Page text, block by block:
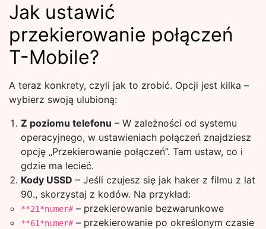
Jak ustawić
przekierowanie połączeń
T-Mobile?
A teraz konkrety, czyli jak to zrobić. Opcji jest kilka –
wybierz swoją ulubioną:
Z poziomu telefonu – W zależności od systemu
operacyjnego, w ustawieniach połączeń znajdziesz
opcję „Przekierowanie połączeń”. Tam ustaw, co i
gdzie ma lecieć.
Kody USSD – Jeśli czujesz się jak haker z filmu z lat
90., skorzystaj z kodów. Na przykład:
**21*numer#– przekierowanie bezwarunkowe
**61*numer#– przekierowanie po określonym czasie